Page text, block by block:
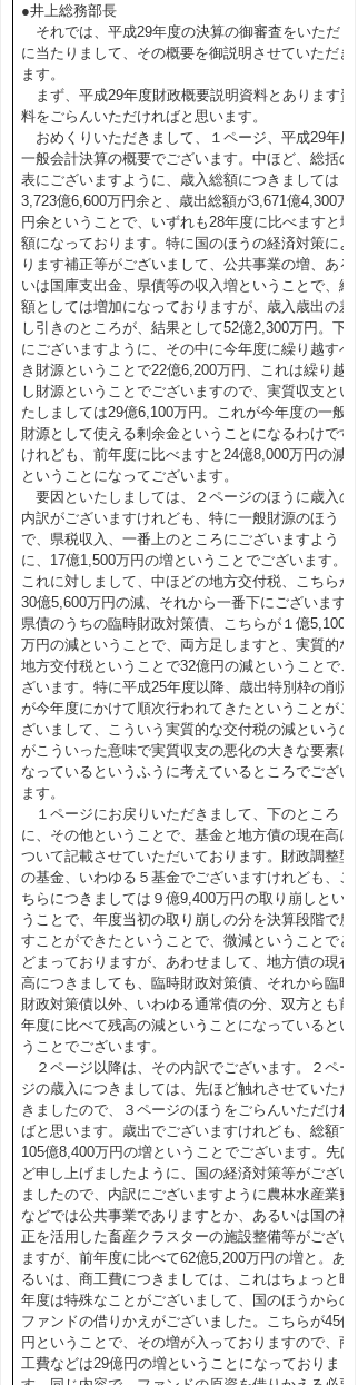
●井上総務部長
それでは、平成29年度の決算の御審査をいただく
に当たりまして、その概要を御説明させていただき
ます。
まず、平成29年度財政概要説明資料とあります資
料をごらんいただければと思います。
おめくりいただきまして、１ページ、平成29年度
一般会計決算の概要でございます。中ほど、総括の
表にございますように、歳入総額につきましては
3,723億6,600万円余と、歳出総額が3,671億4,300万
円余ということで、いずれも28年度に比べますと増
額になっております。特に国のほうの経済対策によ
ります補正等がございまして、公共事業の増、ある
いは国庫支出金、県債等の収入増ということで、総
額としては増加になっておりますが、歳入歳出の差
し引きのところが、結果として52億2,300万円。下
にございますように、その中に今年度に繰り越すべ
き財源ということで22億6,200万円、これは繰り越
し財源ということでございますので、実質収支とい
たしましては29億6,100万円。これが今年度の一般
財源として使える剰余金ということになるわけです
けれども、前年度に比べますと24億8,000万円の減
ということになってございます。
要因といたしましては、２ページのほうに歳入の
内訳がございますけれども、特に一般財源のほう
で、県税収入、一番上のところにございますよう
に、17億1,500万円の増ということでございます。
これに対しまして、中ほどの地方交付税、こちらが
30億5,600万円の減、それから一番下にございます
県債のうちの臨時財政対策債、こちらが１億5,100
万円の減ということで、両方足しますと、実質的な
地方交付税ということで32億円の減ということでご
ざいます。特に平成25年度以降、歳出特別枠の削減
が今年度にかけて順次行われてきたということがご
ざいまして、こういう実質的な交付税の減というの
がこういった意味で実質収支の悪化の大きな要素に
なっているというふうに考えているところでござい
ます。
１ページにお戻りいただきまして、下のところ
に、その他ということで、基金と地方債の現在高に
ついて記載させていただいております。財政調整型
の基金、いわゆる５基金でございますけれども、こ
ちらにつきましては９億9,400万円の取り崩しとい
うことで、年度当初の取り崩しの分を決算段階で戻
すことができたということで、微減ということでと
どまっておりますが、あわせまして、地方債の現在
高につきましても、臨時財政対策債、それから臨時
財政対策債以外、いわゆる通常債の分、双方とも前
年度に比べて残高の減ということになっているとい
うことでございます。
２ページ以降は、その内訳でございます。２ペー
ジの歳入につきましては、先ほど触れさせていただ
きましたので、３ページのほうをごらんいただけれ
ばと思います。歳出でございますけれども、総額で
105億8,400万円の増ということでございます。先ほ
ど申し上げましたように、国の経済対策等がござい
ましたので、内訳にございますように農林水産業費
などでは公共事業でありますとか、あるいは国の補
正を活用した畜産クラスターの施設整備等がござい
ますが、前年度に比べて62億5,200万円の増と。あ
るいは、商工費につきましては、これはちょっと昨
年度は特殊なことがございまして、国のほうからの
ファンドの借りかえがございました。こちらが45億
円ということで、その増が入っておりますので、商
工費などは29億円の増ということになっておりま